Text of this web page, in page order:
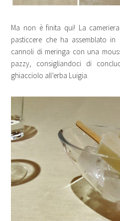
Ma non è finita qui! La
pasticcere che ha assemblato
cannoli di meringa con una
pazzy, consigliandoci di
ghiacciolo all’erba Luigia.